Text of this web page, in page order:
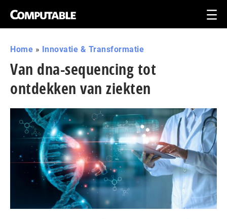
Home » Innovatie & Transformatie
Van dna-sequencing tot
ontdekken van ziekten